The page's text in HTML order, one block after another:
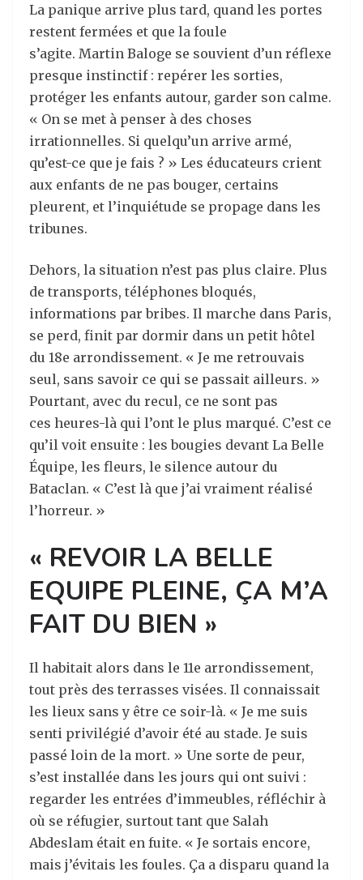
La panique arrive plus tard, quand les portes
restent fermées et que la foule
s’agite. Martin Baloge se souvient d’un réflexe
presque instinctif : repérer les sorties,
protéger les enfants autour, garder son calme.
« On se met à penser à des choses
irrationnelles. Si quelqu’un arrive armé,
qu’est-ce que je fais ? » Les éducateurs crient
aux enfants de ne pas bouger, certains
pleurent, et l’inquiétude se propage dans les
tribunes.
Dehors, la situation n’est pas plus claire. Plus
de transports, téléphones bloqués,
informations par bribes. Il marche dans Paris,
se perd, finit par dormir dans un petit hôtel
du 18e arrondissement. « Je me retrouvais
seul, sans savoir ce qui se passait ailleurs. »
Pourtant, avec du recul, ce ne sont pas
ces heures-là qui l’ont le plus marqué. C’est ce
qu’il voit ensuite : les bougies devant La Belle
Équipe, les fleurs, le silence autour du
Bataclan. « C’est là que j’ai vraiment réalisé
l’horreur. »
« REVOIR LA BELLE
EQUIPE PLEINE, ÇA M’A
FAIT DU BIEN »
Il habitait alors dans le 11e arrondissement,
tout près des terrasses visées. Il connaissait
les lieux sans y être ce soir-là. « Je me suis
senti privilégié d’avoir été au stade. Je suis
passé loin de la mort. » Une sorte de peur,
s’est installée dans les jours qui ont suivi :
regarder les entrées d’immeubles, réfléchir à
où se réfugier, surtout tant que Salah
Abdeslam était en fuite. « Je sortais encore,
mais j’évitais les foules. Ça a disparu quand la